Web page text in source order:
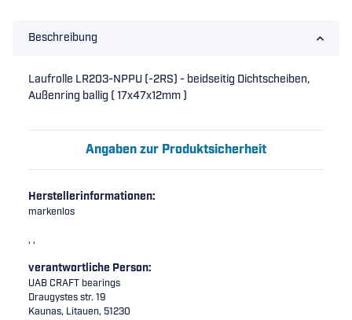
Beschreibung
Laufrolle LR203-NPPU (-2RS) - beidseitig Dichtscheiben,
Außenring ballig ( 17x47x12mm )
Angaben zur Produktsicherheit
Herstellerinformationen:
markenlos
, ,
verantwortliche Person:
UAB CRAFT bearings
Draugystes str. 19
Kaunas, Litauen, 51230